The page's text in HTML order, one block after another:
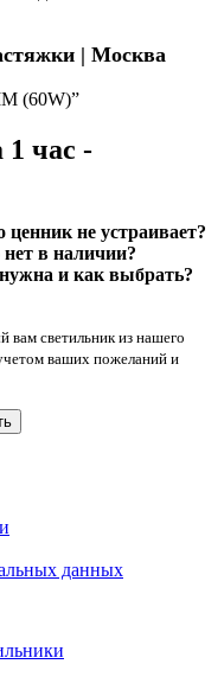
| Москва
(60W)”
1 час -
ценник не устраивает?
нет в наличии?
и как выбрать?
светильник из нашего
ваших пожеланий и
данных